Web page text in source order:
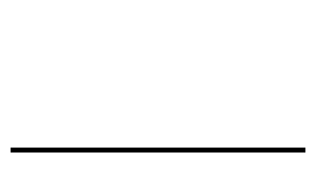
รอดบริวเวอรี่ จำกัด